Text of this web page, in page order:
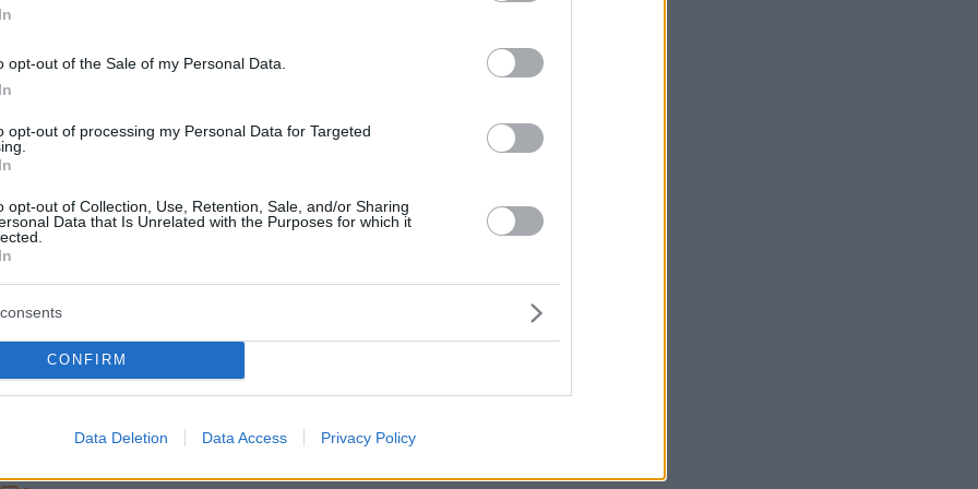
opt-out of the Sale of my Personal Data.
opt-out of processing my Personal Data for Targeted
opt-out of Collection, Use, Retention, Sale, and/or Sharing
Data that Is Unrelated with the Purposes for which it
CONFIRM
Data Deletion Data Access Privacy Policy
μας για την αναγνώριση της
παραμένει ένας ασθενής με ρόλο που
επιβολής των ποινών, αναφέρθηκε μεταξύ άλλων
των «Ποινικολόγιων» στο ΑΠΘ
για το κράτος δικαίου και την
δικαιοσύνη